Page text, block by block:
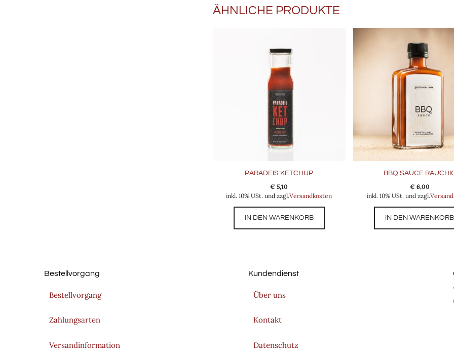
ÄHNLICHE PRODUKTE
PARADEIS KETCHUP
€ 5,10
inkl. 10% USt. und zzgl.Versandkosten
IN DEN WARENKORB
BBQ SAUCE
€ 6,00
inkl. 10% USt. und zzgl.
IN DEN WARENKORB
Bestellvorgang
Bestellvorgang
Zahlungsarten
Versandinformation
Kundendienst
Über uns
Kontakt
Datenschutz